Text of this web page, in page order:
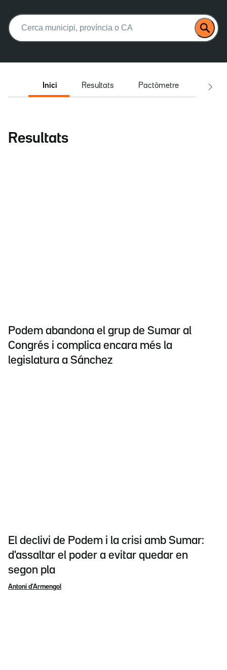
Buscar:
Inici Resultats Pactòmetre
Resultats
Podem abandona el grup de Sumar al
Congrés i complica encara més la
legislatura a Sánchez
El declivi de Podem i la crisi amb Sumar:
d'assaltar el poder a evitar quedar en
segon pla
Antoni d'Armengol